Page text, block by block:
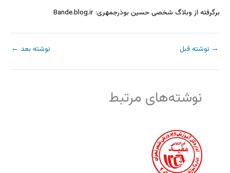
برگرفته از وبلاگ شخصی حسین بوذرجمهری: Bande.blog.ir
→ نوشته قبل نوشته بعد ←
نوشته‌های مرتبط